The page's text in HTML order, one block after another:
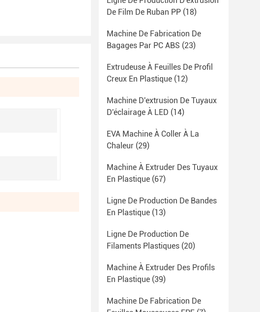
De Film De Ruban PP (18)
Machine De Fabrication De
Bagages Par PC ABS (23)
Extrudeuse À Feuilles De Profil
Creux En Plastique (12)
Machine D'extrusion De Tuyaux
D'éclairage À LED (14)
EVA Machine À Coller À La
Chaleur (29)
Machine À Extruder Des Tuyaux
En Plastique (67)
Ligne De Production De Bandes
En Plastique (13)
Ligne De Production De
Filaments Plastiques (20)
Machine À Extruder Des Profils
En Plastique (39)
Machine De Fabrication De